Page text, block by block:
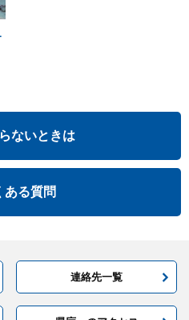
ないときは
ある質問
連絡先一覧